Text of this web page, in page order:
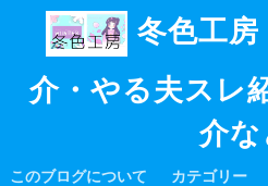
冬色工
介・やる夫スレ
介
このブログについて カテゴリー